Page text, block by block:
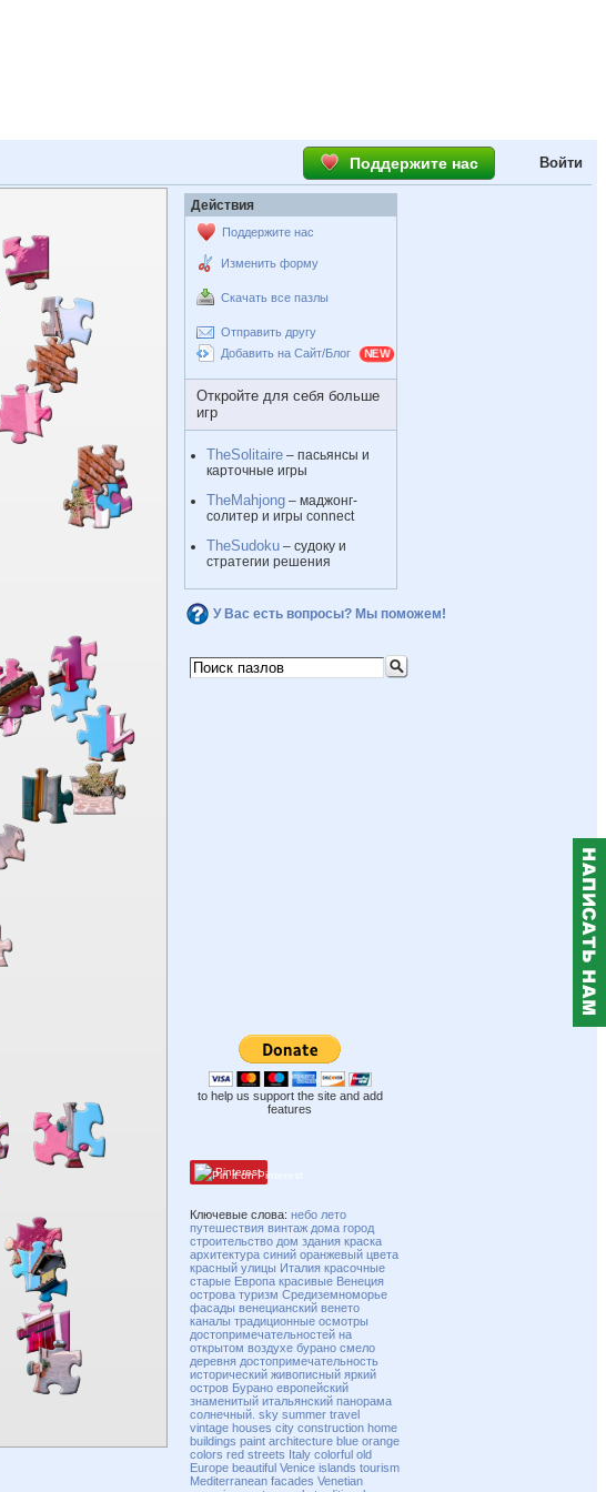
Поддержите нас Войти
Действия
Поддержите нас
Изменить форму
Скачать все пазлы
Отправить другу
Добавить на Сайт/Блог
Откройте для себя больше
игр
TheSolitaire – пасьянсы и
карточные игры
TheMahjong – маджонг-
солитер и игры connect
TheSudoku – судоку и
стратегии решения
У Вас есть вопросы? Мы поможем!
to help us support the site and add
features
Pinterest
Ключевые слова:небо лето
путешествия винтаж дома город
строительство дом здания краска
архитектура синий оранжевый цвета
красный улицы Италия красочные
старые Европа красивые Венеция
острова туризм Средиземноморье
фасады венецианский венето
каналы традиционные осмотры
достопримечательностей на
открытом воздухе бурано смело
деревня достопримечательность
исторический живописный яркий
остров Бурано европейский
знаменитый итальянский панорама
солнечный. sky summer travel
vintage houses city construction home
buildings paint architecture blue orange
colors red streets Italy colorful old
Europe beautiful Venice islands tourism
Mediterranean facades Venetian